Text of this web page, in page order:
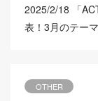
2025/2/18
「
表！3月のテー
OTHER